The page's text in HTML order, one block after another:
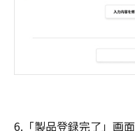
6.「製品登録完了」画